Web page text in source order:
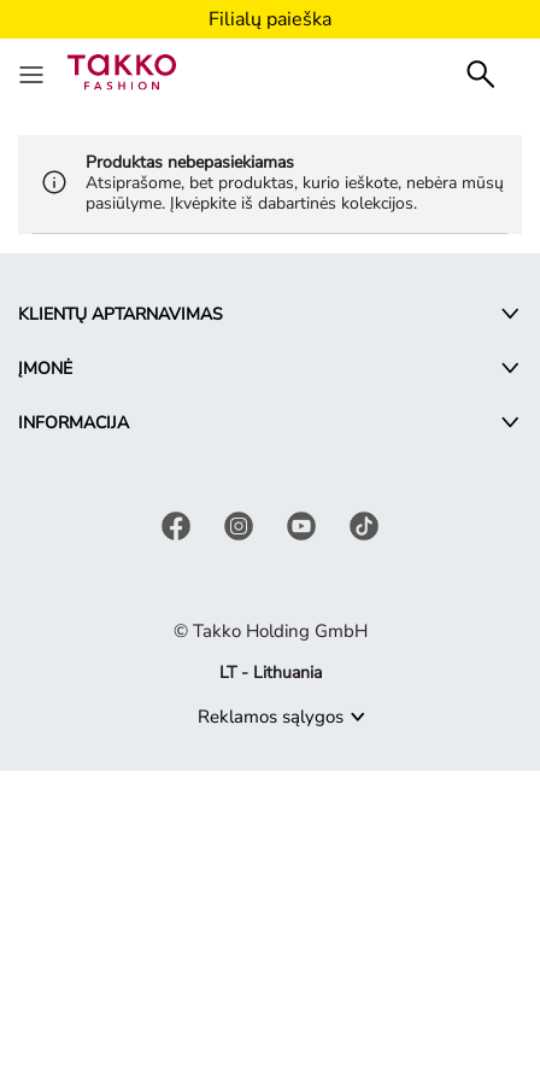
Filialų paieška
Produktas nebepasiekiamas
Atsiprašome, bet produktas, kurio ieškote, nebėra mūsų
pasiūlyme. Įkvėpkite iš dabartinės kolekcijos.
KLIENTŲ APTARNAVIMAS
ĮMONĖ
INFORMACIJA
© Takko Holding GmbH
LT - Lithuania
Reklamos sąlygos